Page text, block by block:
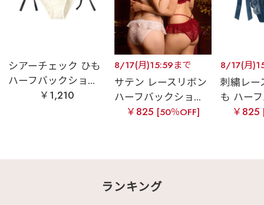
シアーチェック ひも
ハーフバックショ...
￥1,210
8/17(月)15:59まで
サテン レースリボン
ハーフバックショ...
￥825 [50％OFF]
8/17(月
刺繍レー
も ハー
￥825
ランキング